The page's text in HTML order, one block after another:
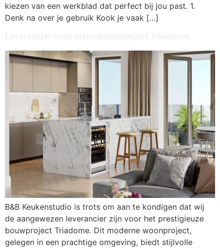
kiezen van een werkblad dat perfect bij jou past. 1.
Denk na over je gebruik Kook je vaak […]
B&B Keukenstudio is trots om aan te kondigen dat wij
de aangewezen leverancier zijn voor het prestigieuze
bouwproject Triadome. Dit moderne woonproject,
gelegen in een prachtige omgeving, biedt stijlvolle